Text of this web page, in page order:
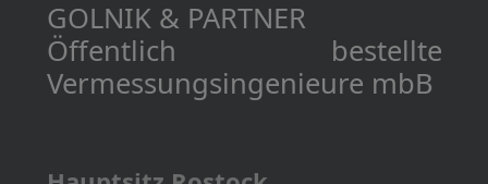
GOLNIK & PARTNER
Öffentlich bestellte
Vermessungs­­ingenieure mbB